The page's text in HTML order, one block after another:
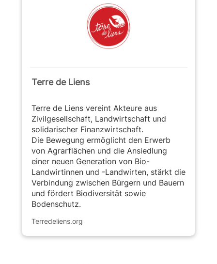
Terredeliens.org
Terre de Liens
Terre de Liens vereint Akteure aus
Zivilgesellschaft, Landwirtschaft und
solidarischer Finanzwirtschaft.
Die Bewegung ermöglicht den Erwerb
von Agrarflächen und die Ansiedlung
einer neuen Generation von Bio-
Landwirtinnen und -Landwirten, stärkt die
Verbindung zwischen Bürgern und Bauern
und fördert Biodiversität sowie
Bodenschutz.